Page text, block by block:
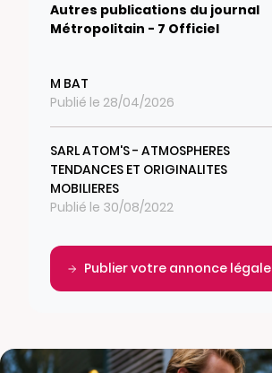
Autres publications du journal
Métropolitain - 7 Officiel
M BAT
Publié le 28/04/2026
SARL ATOM'S - ATMOSPHERES
TENDANCES ET ORIGINALITES
MOBILIERES
Publié le 30/08/2022
Publier votre annonce légale